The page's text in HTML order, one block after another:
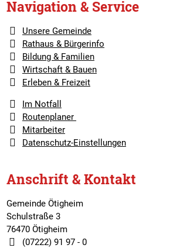
Navigation & Service
Unsere Gemeinde
Rathaus & Bürgerinfo
Bildung & Familien
Wirtschaft & Bauen
Erleben & Freizeit
Im Notfall
Routenplaner
Mitarbeiter
Datenschutz-Einstellungen
Anschrift & Kontakt
Gemeinde Ötigheim
Schulstraße 3
76470 Ötigheim
(07222) 91 97 - 0